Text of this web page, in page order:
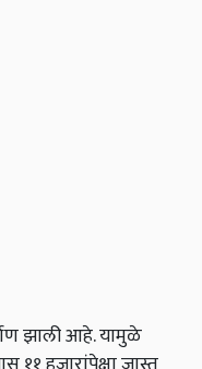
झाली आहे. यामुळे